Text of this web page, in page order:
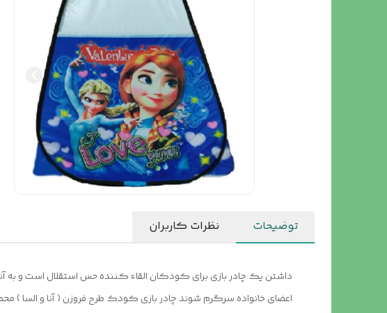
توضیحات نظرات کاربران
داشتن یک چادر بازی برای کودکان القاء کننده حس استقلال است و به
اعضای خانواده سرگرم شوند چادر بازی کودک طرح فروزن ( آنا و السا )